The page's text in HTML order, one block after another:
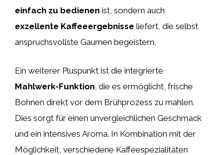
einfach zu bedienen ist, sondern auch
exzellente Kaffeeergebnisse liefert, die selbst
anspruchsvollste Gaumen begeistern.
Ein weiterer Pluspunkt ist die integrierte
Mahlwerk-Funktion , die es ermöglicht, frische
Bohnen direkt vor dem Brühprozess zu mahlen.
Dies sorgt für einen unvergleichlichen Geschmack
und ein intensives Aroma. In Kombination mit der
Möglichkeit, verschiedene Kaffeespezialitäten